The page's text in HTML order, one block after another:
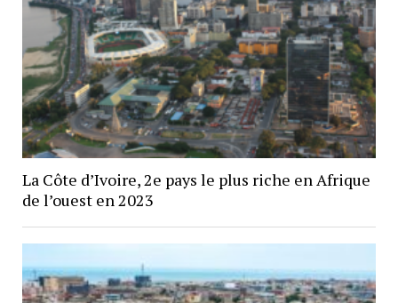
La Côte d’Ivoire, 2e pays le plus riche en Afrique
de l’ouest en 2023